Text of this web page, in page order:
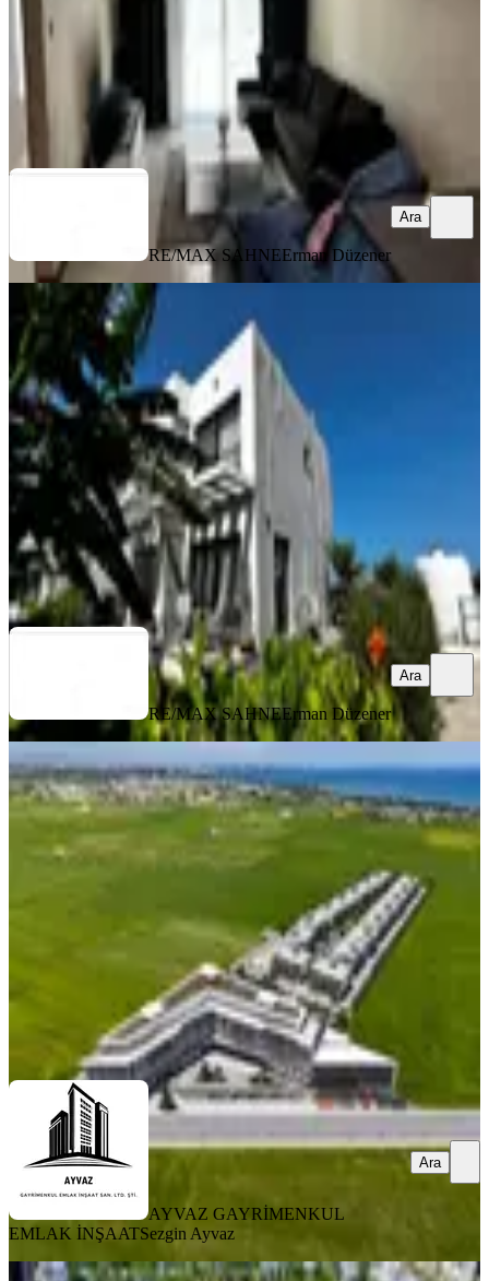
RE/MAX SAHNEErman Düzener
RE/MAX SAHNEErman Düzener
Ara
EŞYALI
Satılık Lüks 3+1 Villa | İskelenin En
İyi Lokasyonunda | Full E
İskele, Merkez Mahallesi
3+1·150 m²·Düz Giriş (Zemin)
23.100.000 ₺
RE/MAX SAHNE Erman Düzener
Ara
RE/MAX SAHNEErman Düzener
Ara
D-poınt Kıbrıs: Geleceğin Yaşam Ve
Yatırım Merkezi
İskele, Merkez Mahallesi
02.08.2026
AYVAZ GAYRİMENKUL EMLAK İNŞAATSezgin Ayvaz
AYVAZ GAYRİMENKUL
EMLAK İNŞAATSezgin Ayvaz
Ara
SIFIR BİNA